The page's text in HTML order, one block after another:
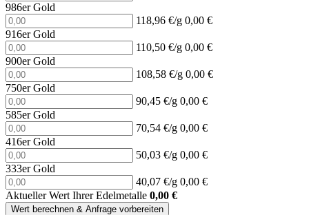
986er Gold
118,96 €/g 0,00 €
916er Gold
110,50 €/g 0,00 €
900er Gold
108,58 €/g 0,00 €
750er Gold
90,45 €/g 0,00 €
585er Gold
70,54 €/g 0,00 €
416er Gold
50,03 €/g 0,00 €
333er Gold
40,07 €/g 0,00 €
Aktueller Wert Ihrer Edelmetalle 0,00 €
Wert berechnen & Anfrage vorbereiten